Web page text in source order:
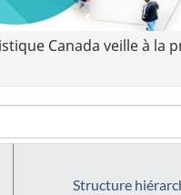
Canada veille à la
Structure